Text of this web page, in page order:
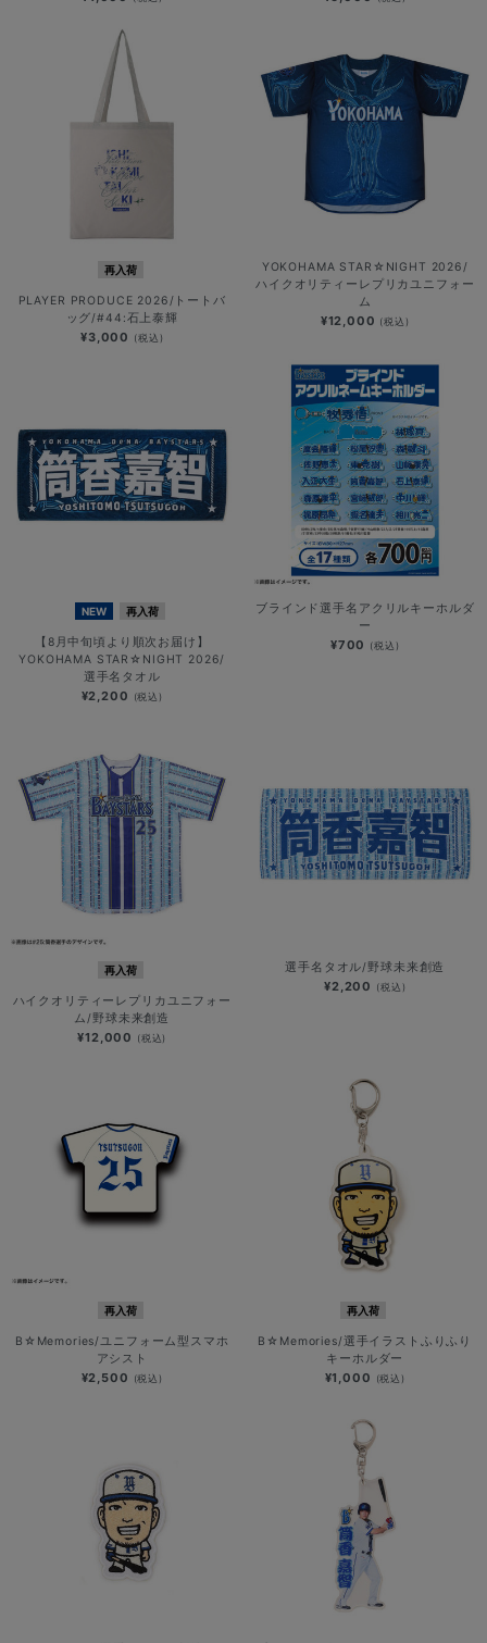
再入荷
PLAYER PRODUCE 2026/トートバ
ッグ/#44:石上泰輝
¥3,000 (税込)
YOKOHAMA STAR☆NIGHT 2026/
ハイクオリティーレプリカユニフォー
ム
¥12,000 (税込)
NEW 再入荷
【8月中旬頃より順次お届け】
YOKOHAMA STAR☆NIGHT 2026/
選手名タオル
¥2,200 (税込)
ブラインド選手名アクリルキーホルダ
ー
¥700 (税込)
再入荷
ハイクオリティーレプリカユニフォー
ム/野球未来創造
¥12,000 (税込)
選手名タオル/野球未来創造
¥2,200 (税込)
再入荷
B☆Memories/ユニフォーム型スマホ
アシスト
¥2,500 (税込)
再入荷
B☆Memories/選手イラストふりふり
キーホルダー
¥1,000 (税込)